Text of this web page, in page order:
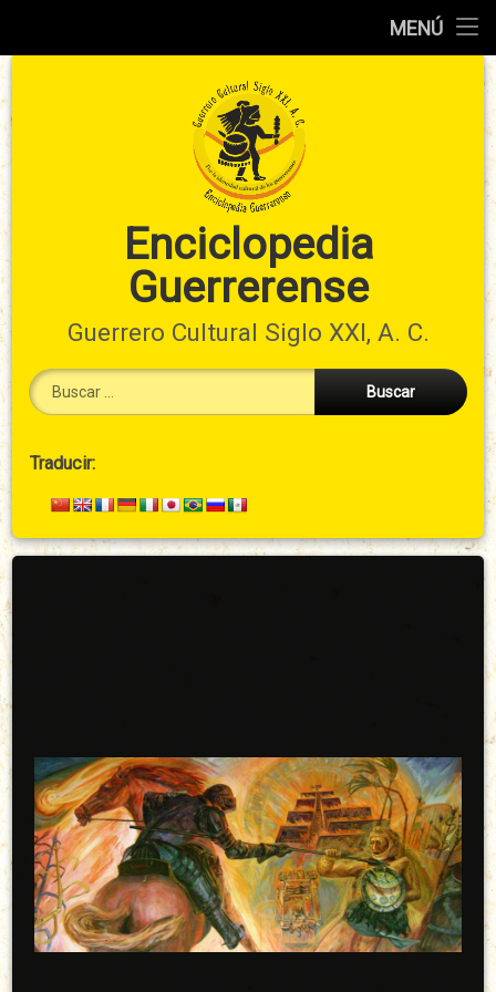
MENÚ
Enciclopedia
Guerrerense
Guerrero Cultural Siglo XXI, A. C.
Cabecera
Secundario
Traducir:
Arriba